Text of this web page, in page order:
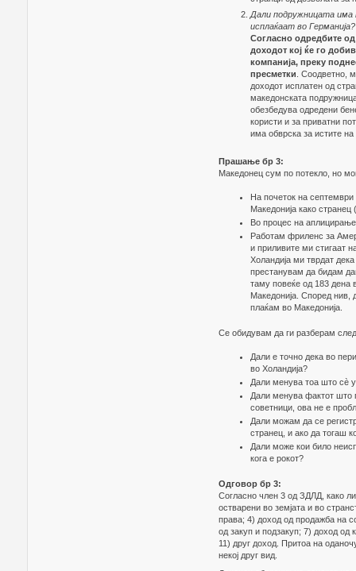
Дали подружницата има
исплаќаат во Германија?
Согласно одредбите
доходот кој ќе го
компанија, преку
пресметки . Соодветно,
доходот исплатен од
македонската
обезбедува одредени
користи и за приватни
има обврска за истите
Прашање бр 3:
Македонец сум по потекло, но
На почеток на септември
Македонија како странец
Во процес на аплицирање
Работам фриленс за
и приливите ми стигаат
Холандија ми тврдат
престанувам да бидам
таму повеќе од 183 дена
Македонија. Според нив,
плаќам во Македонија.
Се обидувам да ги разберам
Дали е точно дека во
во Холандија?
Дали менува тоа што сè
Дали менува фактот што
советници, ова не е
Дали можам да се
странец, и ако да тогаш
Дали може кои било
кога е рокот?
Одговор бр 3:
Согласно член 3 од ЗДЛД, како
остварени во земјата и во
права; 4) доход од продажба на
од закуп и подзакуп; 7) доход од
11) друг доход. Притоа на
некој друг вид.